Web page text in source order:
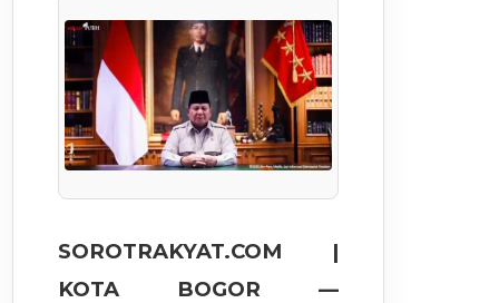
SOROTRAKYAT.COM |
KOTA BOGOR —